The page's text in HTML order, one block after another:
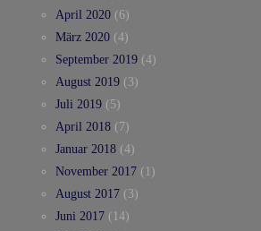
April 2020 (6)
März 2020 (4)
September 2019 (4)
August 2019 (3)
Juli 2019 (5)
April 2018 (7)
Januar 2018 (4)
November 2017 (1)
August 2017 (3)
Juni 2017 (14)